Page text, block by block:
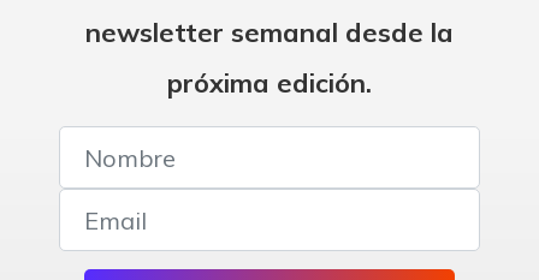
newsletter semanal desde la
próxima edición.